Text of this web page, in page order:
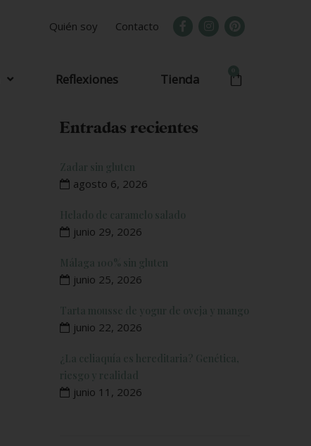
Quién soy Contacto
Reflexiones Tienda
Entradas recientes
Zadar sin gluten
agosto 6, 2026
Helado de caramelo salado
junio 29, 2026
Málaga 100% sin gluten
junio 25, 2026
Tarta mousse de yogur de oveja y mango
junio 22, 2026
¿La celiaquía es hereditaria? Genética,
riesgo y realidad
junio 11, 2026